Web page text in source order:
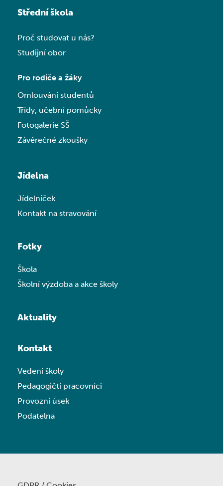
Střední škola
Proč studovat u nás?
Studijní obor
Pro rodiče a žáky
Omlouvání studentů
Třídy, učební pomůcky
Fotogalerie SŠ
Závěrečné zkoušky
Jídelna
Jídelníček
Kontakt na stravování
Fotky
Škola
Školní výzdoba a akce školy
Aktuality
Kontakt
Vedení školy
Pedagogičtí pracovníci
Provozní úsek
Podatelna